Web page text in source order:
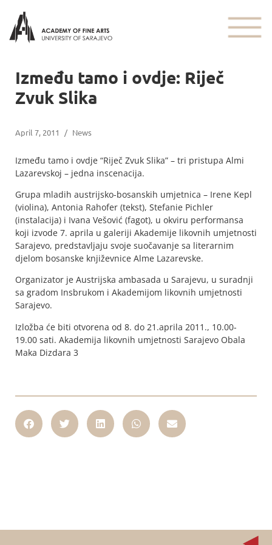
Između tamo i ovdje: Riječ
Zvuk Slika
April 7, 2011 / News
Između tamo i ovdje “Riječ Zvuk Slika” – tri pristupa Almi
Lazarevskoj – jedna inscenacija.
Grupa mladih austrijsko-bosanskih umjetnica – Irene Kepl
(violina), Antonia Rahofer (tekst), Stefanie Pichler
(instalacija) i Ivana Vešović (fagot), u okviru performansa
koji izvode 7. aprila u galeriji Akademije likovnih umjetnosti
Sarajevo, predstavljaju svoje suočavanje sa literarnim
djelom bosanske književnice Alme Lazarevske.
Organizator je Austrijska ambasada u Sarajevu, u suradnji
sa gradom Insbrukom i Akademijom likovnih umjetnosti
Sarajevo.
Izložba će biti otvorena od 8. do 21.aprila 2011., 10.00-
19.00 sati. Akademija likovnih umjetnosti Sarajevo Obala
Maka Dizdara 3